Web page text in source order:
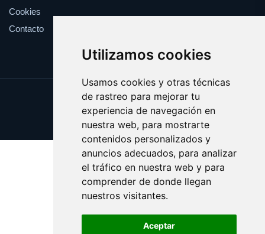
Utilizamos cookies
Usamos cookies y otras técnicas
de rastreo para mejorar tu
experiencia de navegación en
nuestra web, para mostrarte
contenidos personalizados y
anuncios adecuados, para analizar
el tráfico en nuestra web y para
comprender de donde llegan
nuestros visitantes.
Aceptar
Cookies
Contacto
Update cookies preferences
Copyright © 2025 radioeuskadi.es